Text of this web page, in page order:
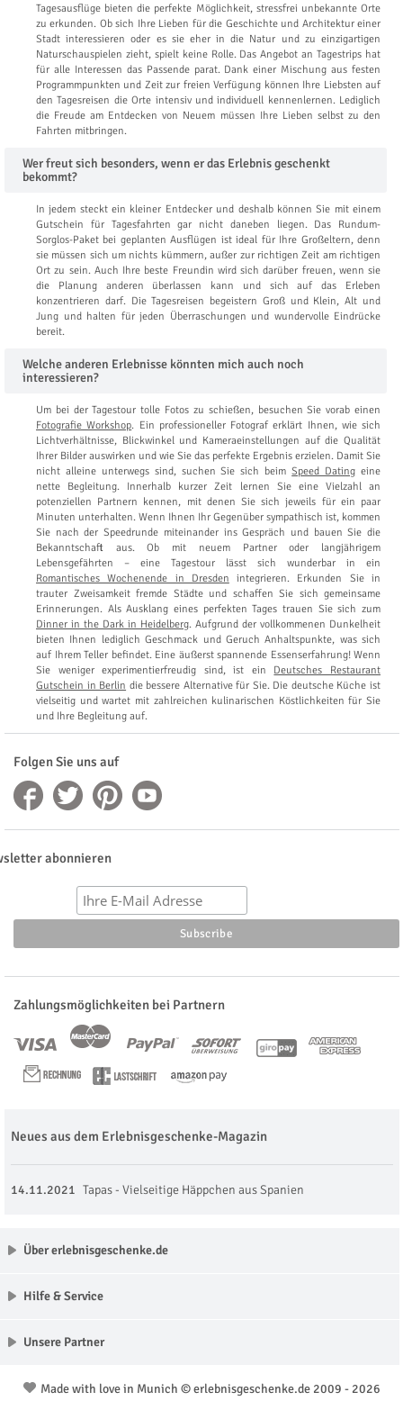
Tagesausflüge bieten die perfekte Möglichkeit, stressfrei unbekannte Orte
zu erkunden. Ob sich Ihre Lieben für die Geschichte und Architektur einer
Stadt interessieren oder es sie eher in die Natur und zu einzigartigen
Naturschauspielen zieht, spielt keine Rolle. Das Angebot an Tagestrips hat
für alle Interessen das Passende parat. Dank einer Mischung aus festen
Programmpunkten und Zeit zur freien Verfügung können Ihre Liebsten auf
den Tagesreisen die Orte intensiv und individuell kennenlernen. Lediglich
die Freude am Entdecken von Neuem müssen Ihre Lieben selbst zu den
Fahrten mitbringen.
Wer freut sich besonders, wenn er das Erlebnis geschenkt
bekommt?
In jedem steckt ein kleiner Entdecker und deshalb können Sie mit einem
Gutschein für Tagesfahrten gar nicht daneben liegen. Das Rundum-
Sorglos-Paket bei geplanten Ausflügen ist ideal für Ihre Großeltern, denn
sie müssen sich um nichts kümmern, außer zur richtigen Zeit am richtigen
Ort zu sein. Auch Ihre beste Freundin wird sich darüber freuen, wenn sie
die Planung anderen überlassen kann und sich auf das Erleben
konzentrieren darf. Die Tagesreisen begeistern Groß und Klein, Alt und
Jung und halten für jeden Überraschungen und wundervolle Eindrücke
bereit.
Welche anderen Erlebnisse könnten mich auch noch
interessieren?
Um bei der Tagestour tolle Fotos zu schießen, besuchen Sie vorab einen
Fotografie Workshop. Ein professioneller Fotograf erklärt Ihnen, wie sich
Lichtverhältnisse, Blickwinkel und Kameraeinstellungen auf die Qualität
Ihrer Bilder auswirken und wie Sie das perfekte Ergebnis erzielen. Damit Sie
nicht alleine unterwegs sind, suchen Sie sich beimSpeed Dating eine
nette Begleitung. Innerhalb kurzer Zeit lernen Sie eine Vielzahl an
potenziellen Partnern kennen, mit denen Sie sich jeweils für ein paar
Minuten unterhalten. Wenn Ihnen Ihr Gegenüber sympathisch ist, kommen
Sie nach der Speedrunde miteinander ins Gespräch und bauen Sie die
Bekanntschaft aus. Ob mit neuem Partner oder langjährigem
Lebensgefährten – eine Tagestour lässt sich wunderbar in ein
Romantisches Wochenende in Dresden integrieren. Erkunden Sie in
trauter Zweisamkeit fremde Städte und schaffen Sie sich gemeinsame
Erinnerungen. Als Ausklang eines perfekten Tages trauen Sie sich zum
Dinner in the Dark in Heidelberg. Aufgrund der vollkommenen Dunkelheit
bieten Ihnen lediglich Geschmack und Geruch Anhaltspunkte, was sich
auf Ihrem Teller befindet. Eine äußerst spannende Essenserfahrung! Wenn
Sie weniger experimentierfreudig sind, ist ein Deutsches Restaurant
Gutschein in Berlin die bessere Alternative für Sie. Die deutsche Küche ist
vielseitig und wartet mit zahlreichen kulinarischen Köstlichkeiten für Sie
und Ihre Begleitung auf.
Folgen Sie uns auf
abonnieren
Zahlungsmöglichkeiten bei Partnern
Neues aus dem Erlebnisgeschenke-Magazin
14.11.2021 Tapas - Vielseitige Häppchen aus Spanien
Über erlebnisgeschenke.de
Hilfe & Service
Unsere Partner
Made with love in Munich © erlebnisgeschenke.de 2009 - 2026